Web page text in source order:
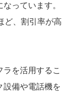
っています。
ど、割引率が高
を活用するこ
設備や電話機を